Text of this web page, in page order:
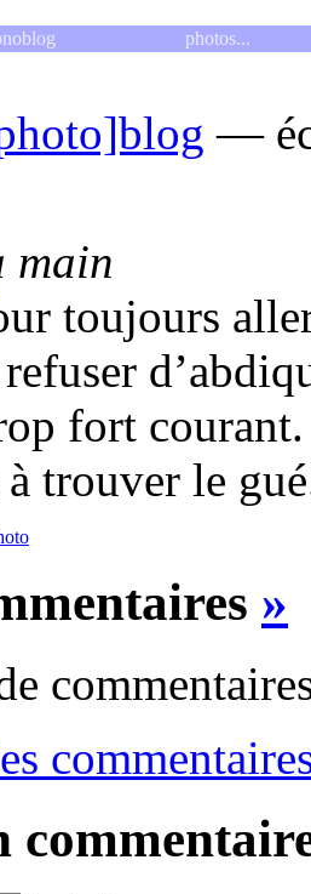
photos...
—
main
toujours
fort courant.
trouver le
»